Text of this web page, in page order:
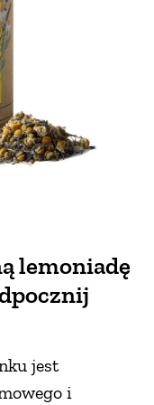
lemoniadę
jest
i